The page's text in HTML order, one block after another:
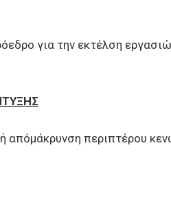
για την εκτέλση
απόμάκρυνση περιπτέρου